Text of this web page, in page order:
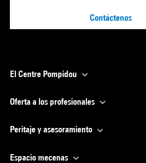
Contáctenos
El Centre Pompidou
Oferta a los profesionales
Peritaje y asesoramiento
Espacio mecenas